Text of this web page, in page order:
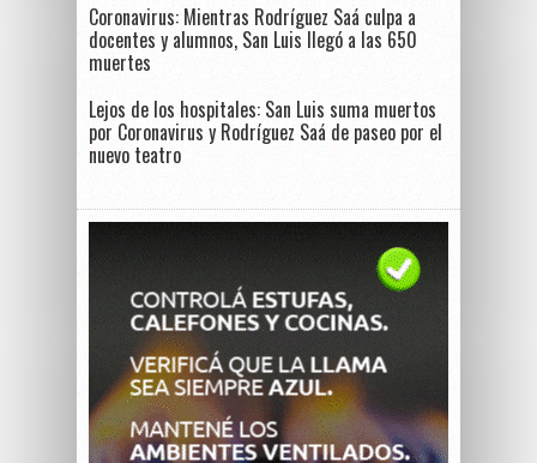
Coronavirus: Mientras Rodríguez Saá culpa a
docentes y alumnos, San Luis llegó a las 650
muertes
Lejos de los hospitales: San Luis suma muertos
por Coronavirus y Rodríguez Saá de paseo por el
nuevo teatro